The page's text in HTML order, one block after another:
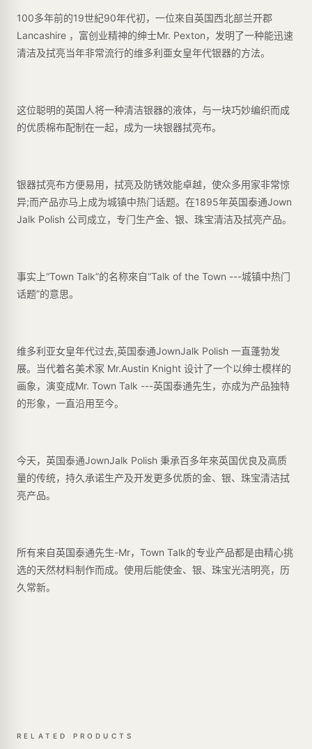
100多年前的19世紀90年代初，一位來自英国西北部兰开郡
Lancashire ，富创业精神的绅士Mr. Pexton，发明了一种能迅速
清洁及拭亮当年非常流行的维多利亜女皇年代银器的方法。
这位聪明的英国人将一种清洁银器的液体，与一块巧妙编织而成
的优质棉布配制在一起，成为一块银器拭亮布。
银器拭亮布方便易用，拭亮及防锈效能卓越，使众多用家非常惊
异;而产品亦马上成为城镇中热门话题。在1895年英国泰通Jown
Jalk Polish 公司成立，专门生产金、银、珠宝清洁及拭亮产品。
事实上“Town Talk”的名称來自“Talk of the Town ---城镇中热门
话题”的意思。
维多利亚女皇年代过去,英国泰通JownJalk Polish 一直蓬勃发
展。当代着名美术家 Mr.Austin Knight 设计了一个以绅士模样的
画象，演变成Mr. Town Talk ---英国泰通先生，亦成为产品独特
的形象，一直沿用至今。
今天，英国泰通JownJalk Polish 秉承百多年來英国优良及高质
量的传统，持久承诺生产及开发更多优质的金、银、珠宝清洁拭
亮产品。
所有来自英国泰通先生-Mr，Town Talk的专业产品都是由精心挑
选的天然材料制作而成。使用后能使金、银、珠宝光洁明亮，历
久常新。
RELATED PRODUCTS